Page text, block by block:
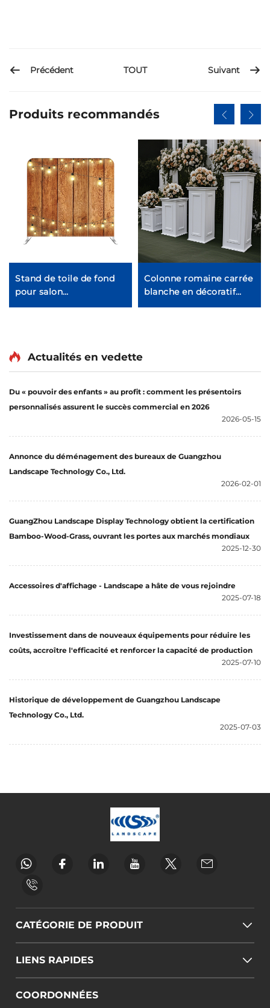
Précédent TOUT Suivant
Produits recommandés
Stand de toile de fond
pour salon
professionnel,
Colonne romaine carrée
blanche en décoratif
PVC
Actualités en vedette
Du « pouvoir des enfants » au profit : comment les présentoirs
personnalisés assurent le succès commercial en 2026
2026-05-15
Annonce du déménagement des bureaux de Guangzhou
Landscape Technology Co., Ltd.
2026-02-01
GuangZhou Landscape Display Technology obtient la certification
Bamboo-Wood-Grass, ouvrant les portes aux marchés mondiaux
2025-12-30
Accessoires d'affichage - Landscape a hâte de vous rejoindre
2025-07-18
Investissement dans de nouveaux équipements pour réduire les
coûts, accroître l'efficacité et renforcer la capacité de production
2025-07-10
Historique de développement de Guangzhou Landscape
Technology Co., Ltd.
2025-07-03
CATÉGORIE DE PRODUIT
LIENS RAPIDES
COORDONNÉES